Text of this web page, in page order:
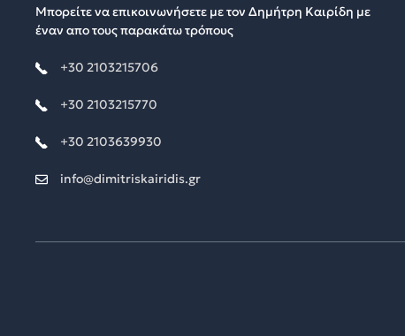
Μπορείτε να επικοινωνήσετε με τον Δημήτρη Καιρίδη με
έναν απο τους παρακάτω τρόπους
+30 2103215706
+30 2103215770
+30 2103639930
info@dimitriskairidis.gr